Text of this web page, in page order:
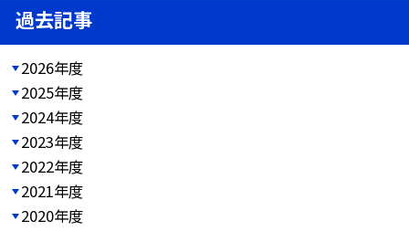
過去記事
2026年度
2025年度
2024年度
2023年度
2022年度
2021年度
2020年度